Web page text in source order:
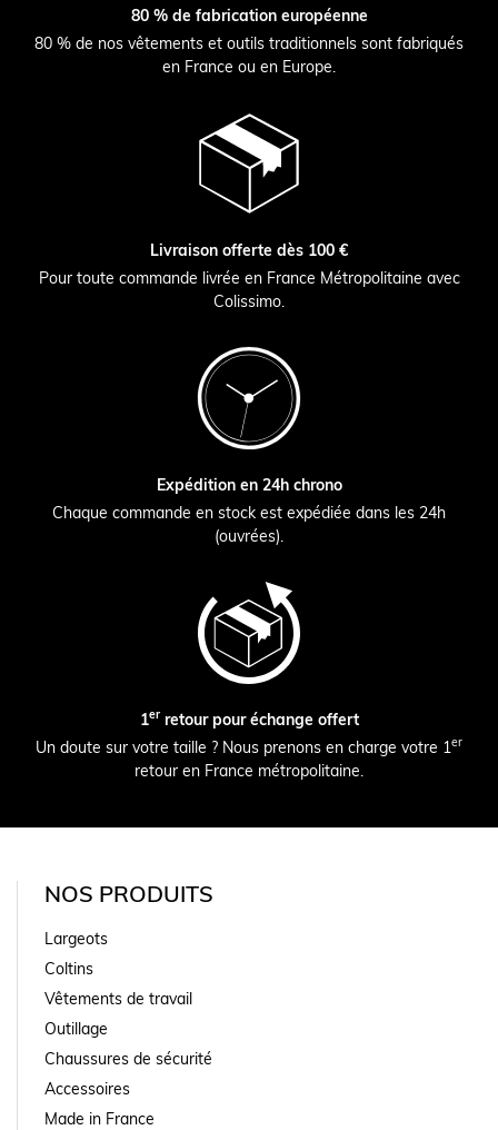
80 % de fabrication européenne
80 % de nos vêtements et outils traditionnels sont fabriqués
en France ou en Europe.
Livraison offerte dès 100 €
Pour toute commande livrée en France Métropolitaine avec
Colissimo.
Expédition en 24h chrono
Chaque commande en stock est expédiée dans les 24h
(ouvrées).
1erretour pour échange offert
Un doute sur votre taille ? Nous prenons en charge votre 1er
retour en France métropolitaine.
NOS PRODUITS
Largeots
Coltins
Vêtements de travail
Outillage
Chaussures de sécurité
Accessoires
Made in France